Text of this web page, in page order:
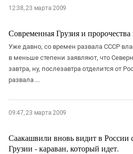
12:38, 23 марта 2009
Современная Грузия и
Уже давно, со времен развала СССР
в меньше степени заявляют, что
завтра, ну, послезавтра отделится от
развала ...
09:47, 23 марта 2009
Саакашвили вновь видит в России
Грузии - караван, который идет.